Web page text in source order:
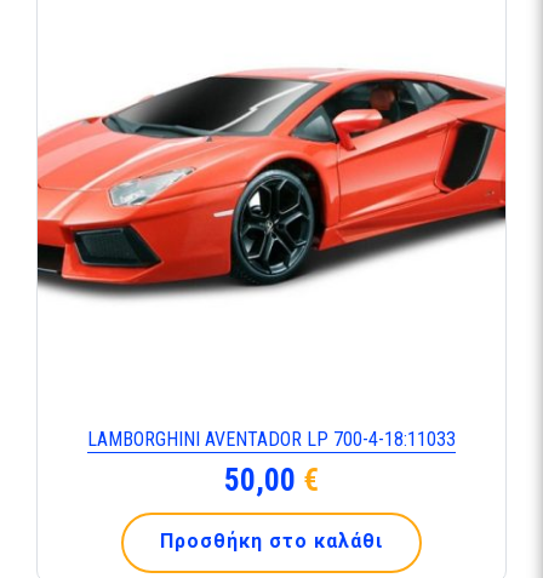
LAMBORGHINI AVENTADOR LP 700-4-18:11033
50,00 €
Προσθήκη στο καλάθι